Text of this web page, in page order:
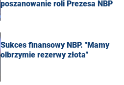
poszanowanie roli Prezesa NBP
Sukces finansowy NBP. "Mamy
olbrzymie rezerwy złota"